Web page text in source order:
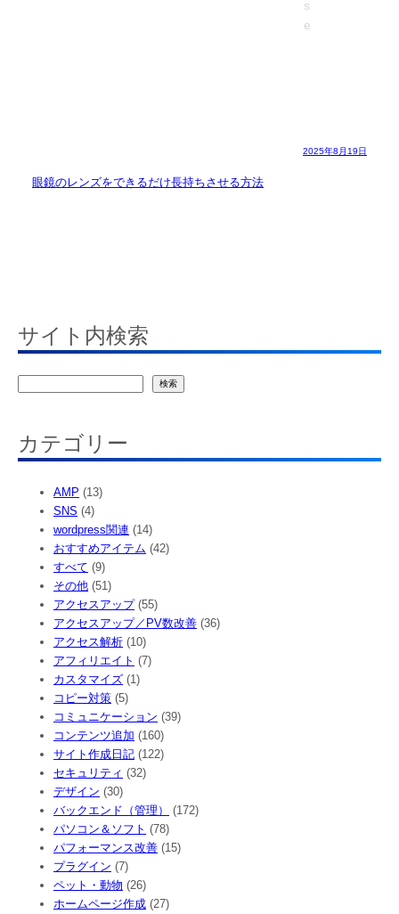
2025年8月19日
眼鏡のレンズをできるだけ長持ちさせる方法
サイト内検索
検索
カテゴリー
AMP (13)
SNS (4)
wordpress関連 (14)
おすすめアイテム (42)
すべて (9)
その他 (51)
アクセスアップ(55)
アクセスアップ／PV数改善 (36)
アクセス解析 (10)
アフィリエイト (7)
カスタマイズ (1)
コピー対策 (5)
コミュニケーション (39)
コンテンツ追加 (160)
サイト作成日記 (122)
セキュリティ (32)
デザイン (30)
バックエンド（管理）
(172)
パソコン＆ソフト (78)
パフォーマンス改善 (15)
プラグイン (7)
ペット・動物 (26)
ホームページ作成 (27)